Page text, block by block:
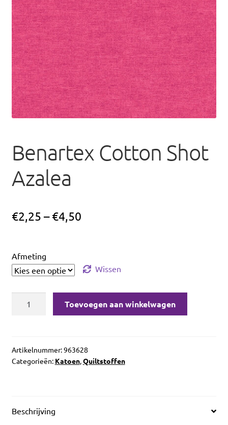
Benartex Cotton Shot
Azalea
€2,25 –€4,50
Afmeting
Wissen
Cotton
aantal
Toevoegen aan winkelwagen
Artikelnummer:963628
Categorieën: Katoen,Quiltstoffen
Beschrijving